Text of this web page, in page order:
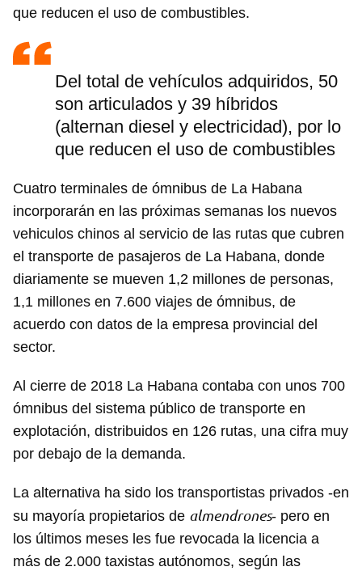
que reducen el uso de combustibles.
Del total de vehículos adquiridos, 50
son articulados y 39 híbridos
(alternan diesel y electricidad), por lo
que reducen el uso de combustibles
Cuatro terminales de ómnibus de La Habana
incorporarán en las próximas semanas los nuevos
vehiculos chinos al servicio de las rutas que cubren
el transporte de pasajeros de La Habana, donde
diariamente se mueven 1,2 millones de personas,
1,1 millones en 7.600 viajes de ómnibus, de
acuerdo con datos de la empresa provincial del
sector.
Al cierre de 2018 La Habana contaba con unos 700
ómnibus del sistema público de transporte en
explotación, distribuidos en 126 rutas, una cifra muy
por debajo de la demanda.
La alternativa ha sido los transportistas privados -en
su mayoría propietarios de almendrones- pero en
los últimos meses les fue revocada la licencia a
más de 2.000 taxistas autónomos, según las